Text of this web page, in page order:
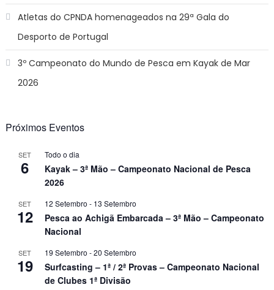
Atletas do CPNDA homenageados na 29ª Gala do
Desporto de Portugal
3º Campeonato do Mundo de Pesca em Kayak de Mar
2026
Próximos Eventos
SET
6
Todo o dia
Kayak – 3ª Mão – Campeonato Nacional de Pesca
2026
SET
12
12 Setembro - 13 Setembro
Pesca ao Achigã Embarcada – 3ª Mão – Campeonato
Nacional
SET
19
19 Setembro -20 Setembro
Surfcasting – 1ª / 2ª Provas – Campeonato Nacional
de Clubes 1ª Divisão